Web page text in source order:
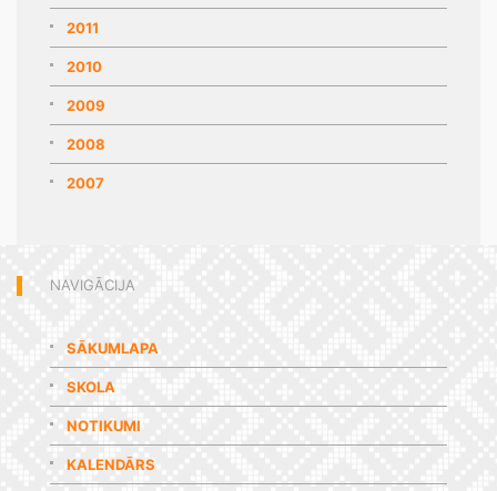
2011
2010
2009
2008
2007
NAVIGĀCIJA
SĀKUMLAPA
SKOLA
NOTIKUMI
KALENDĀRS